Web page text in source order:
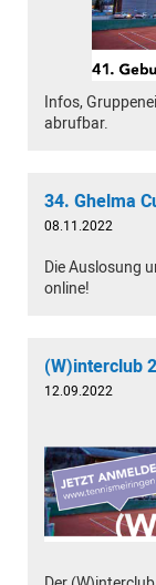
Infos,
abrufbar.
08.11.2022
Die Auslosung
online!
(W)interclub
12.09.2022